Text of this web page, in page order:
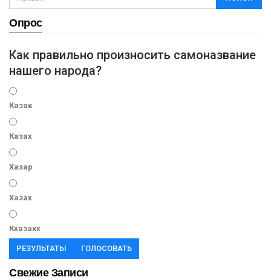
Опрос
Как правильно произносить самоназвание
нашего народа?
Казак
Казах
Хазар
Хазах
Кхазакх
РЕЗУЛЬТАТЫ ГОЛОСОВАТЬ
Свежие Записи